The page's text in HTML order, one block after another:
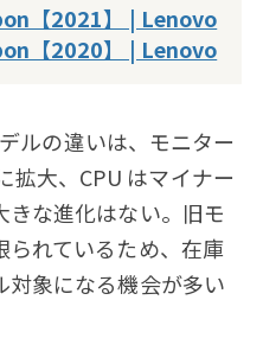
【2021】 | Lenovo
【2020】 | Lenovo
ルの違いは、モニター
拡大、CPU はマイナー
きな進化はない。旧モ
られているため、在庫
象になる機会が多い